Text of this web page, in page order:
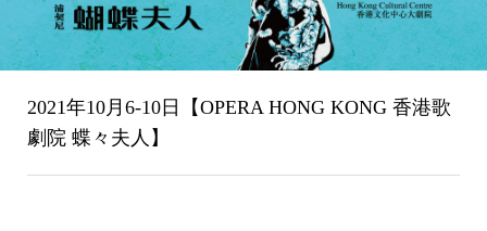
2021年10月6-10日【OPERA HONG KONG 香港歌
劇院 蝶々夫人】